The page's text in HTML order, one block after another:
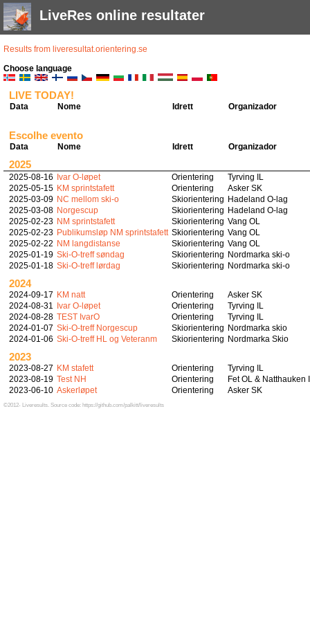
LiveRes online resultater
Results from liveresultat.orientering.se
Choose language
LIVE TODAY!
Data Nome Idrett Organizador
Escolhe evento
Data Nome Idrett Organizador
2025
2025-08-16 Ivar O-løpet Orientering
Tyrving IL
2025-05-15 KM sprintstafett Orientering
Asker SK
2025-03-09 NC mellom ski-o Skiorientering Hadeland O-lag
2025-03-08 Norgescup Skiorientering Hadeland O-lag
2025-02-23 NM sprintstafett Skiorientering Vang OL
2025-02-23 Publikumsløp NM sprintstafett Skiorientering Vang OL
2025-02-22 NM langdistanse Skiorientering Vang OL
2025-01-19 Ski-O-treff søndag Skiorientering Nordmarka ski-o
2025-01-18 Ski-O-treff lørdag Skiorientering Nordmarka ski-o
2024
2024-09-17 KM natt Orientering
Asker SK
2024-08-31
Ivar O-løpet Orientering
Tyrving IL
2024-08-28 TEST IvarO Orientering
Tyrving IL
2024-01-07 Ski-O-treff Norgescup Skiorientering Nordmarka skio
2024-01-06 Ski-O-treff HL og Veteranm Skiorientering Nordmarka Skio
2023
2023-08-27 KM stafett Orientering
Tyrving IL
2023-08-19 Test NH Orientering
Fet OL & Natthauken
2023-06-10 Askerløpet Orientering Asker SK
©2012- Liveresults. Source code: https://github.com/palkitt/liveresults